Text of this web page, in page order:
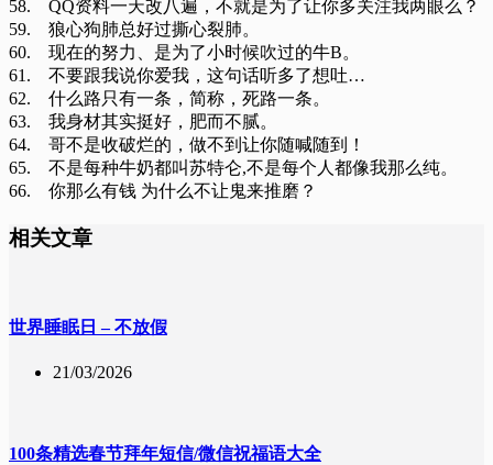
58. QQ资料一天改八遍，不就是为了让你多关注我两眼么？
59. 狼心狗肺总好过撕心裂肺。
60. 现在的努力、是为了小时候吹过的牛B。
61. 不要跟我说你爱我，这句话听多了想吐…
62. 什么路只有一条，简称，死路一条。
63. 我身材其实挺好，肥而不腻。
64. 哥不是收破烂的，做不到让你随喊随到！
65. 不是每种牛奶都叫苏特仑,不是每个人都像我那么纯。
66. 你那么有钱 为什么不让鬼来推磨？
相关文章
世界睡眠日 – 不放假
21/03/2026
100条精选春节拜年短信/微信祝福语大全